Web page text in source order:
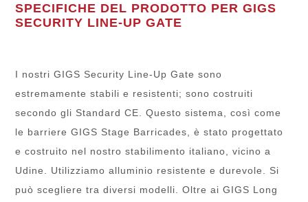
SPECIFICHE DEL PRODOTTO PER GIGS
SECURITY LINE-UP GATE
I nostri GIGS Security Line-Up Gate sono
estremamente stabili e resistenti; sono costruiti
secondo gli Standard CE. Questo sistema, così come
le barriere GIGS Stage Barricades, è stato progettato
e costruito nel nostro stabilimento italiano, vicino a
Udine. Utilizziamo alluminio resistente e durevole. Si
può scegliere tra diversi modelli. Oltre ai GIGS Long